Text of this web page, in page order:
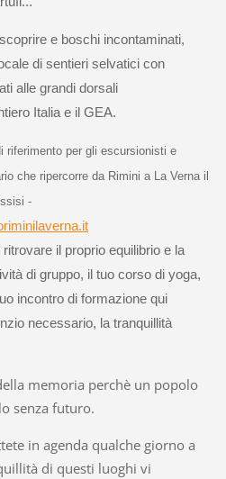
e boschi incontaminati,
di sentieri selvatici con
alle grandi dorsali
Italia e il GEA.
riferimento per gli escursionisti e
che ripercorre da Rimini a La Verna il
-
il proprio equilibrio e la
di gruppo, il tuo corso di yoga,
incontro di formazione qui
necessario, la tranquillità
memoria perchè un popolo
senza futuro.
in agenda qualche giorno a
di questi luoghi vi